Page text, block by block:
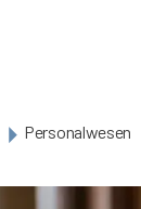
Personalwesen